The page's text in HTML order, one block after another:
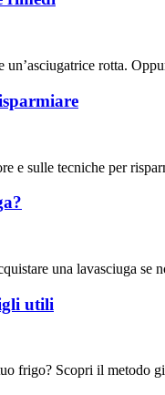
un’asciugatrice rotta.
e sulle tecniche per
una lavasciuga
utili
frigo? Scopri il metodo